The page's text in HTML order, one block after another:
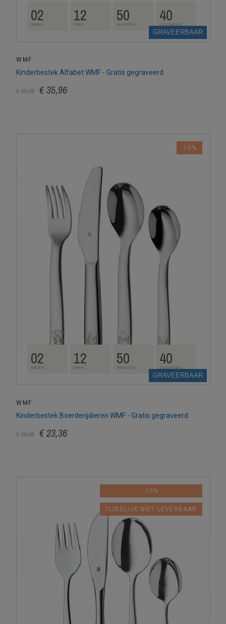
GRAVEERBAAR
02
DAGEN 12
UREN 50
MINUTEN 39
SECONDEN
WMF
Kinderbestek Alfabet WMF - Gratis gegraveerd
€ 39,95 € 35,96
GRAVEERBAAR
02
DAGEN 12
UREN 50
MINUTEN 39
SECONDEN
WMF
Kinderbestek Boerderijdieren WMF - Gratis gegraveerd
€ 25,95 € 23,36
-10%
-10%
TIJDELIJK NIET LEVERBAAR